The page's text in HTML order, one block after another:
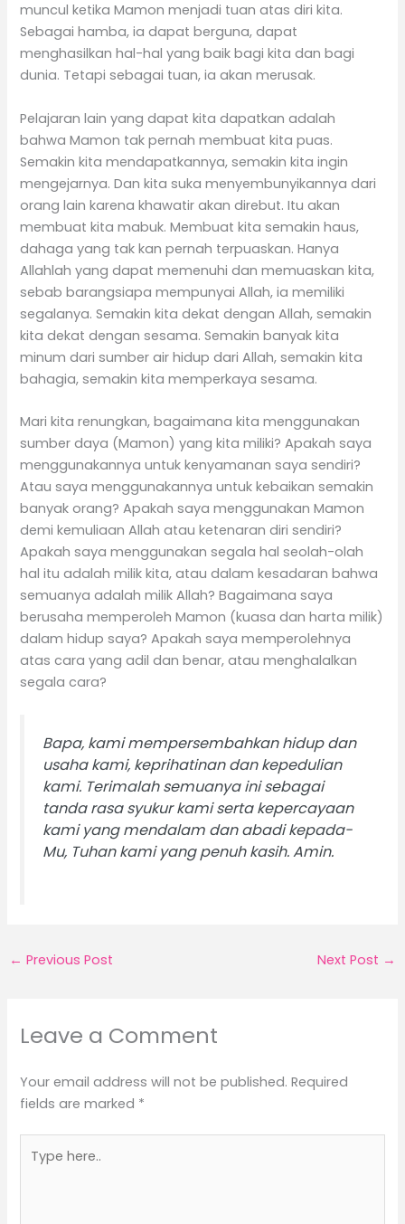
muncul ketika Mamon menjadi tuan atas diri kita.
Sebagai hamba, ia dapat berguna, dapat
menghasilkan hal-hal yang baik bagi kita dan bagi
dunia. Tetapi sebagai tuan, ia akan merusak.
Pelajaran lain yang dapat kita dapatkan adalah
bahwa Mamon tak pernah membuat kita puas.
Semakin kita mendapatkannya, semakin kita ingin
mengejarnya. Dan kita suka menyembunyikannya dari
orang lain karena khawatir akan direbut. Itu akan
membuat kita mabuk. Membuat kita semakin haus,
dahaga yang tak kan pernah terpuaskan. Hanya
Allahlah yang dapat memenuhi dan memuaskan kita,
sebab barangsiapa mempunyai Allah, ia memiliki
segalanya. Semakin kita dekat dengan Allah, semakin
kita dekat dengan sesama. Semakin banyak kita
minum dari sumber air hidup dari Allah, semakin kita
bahagia, semakin kita memperkaya sesama.
Mari kita renungkan, bagaimana kita menggunakan
sumber daya (Mamon) yang kita miliki? Apakah saya
menggunakannya untuk kenyamanan saya sendiri?
Atau saya menggunakannya untuk kebaikan semakin
banyak orang? Apakah saya menggunakan Mamon
demi kemuliaan Allah atau ketenaran diri sendiri?
Apakah saya menggunakan segala hal seolah-olah
hal itu adalah milik kita, atau dalam kesadaran bahwa
semuanya adalah milik Allah? Bagaimana saya
berusaha memperoleh Mamon (kuasa dan harta milik)
dalam hidup saya? Apakah saya memperolehnya
atas cara yang adil dan benar, atau menghalalkan
segala cara?
Bapa, kami mempersembahkan hidup dan
usaha kami, keprihatinan dan kepedulian
kami. Terimalah semuanya ini sebagai
tanda rasa syukur kami serta kepercayaan
kami yang mendalam dan abadi kepada-
Mu, Tuhan kami yang penuh kasih. Amin.
← Previous Post Next Post →
Leave a Comment
Your email address will not be published. Required
fields are marked *
here..